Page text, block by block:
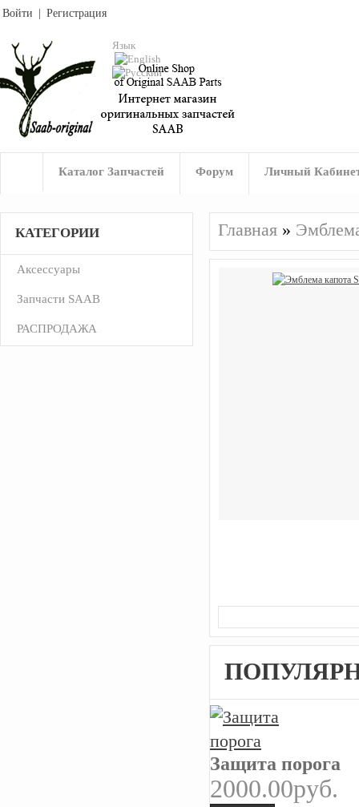
Войти Регистрация
Язык
Каталог Запчастей Форум Личный
КАТЕГОРИИ
Аксессуары
Запчасти SAAB
РАСПРОДАЖА
Главная »
Защита порога
2000.00руб.